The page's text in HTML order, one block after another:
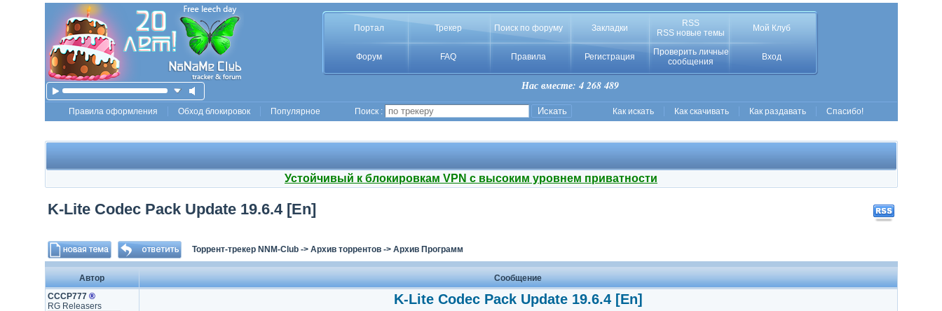
Портал Трекер Поиск по форуму Закладки
RSS
RSS новые темы
Мой Клуб
Форум FAQ Правила Регистрация
Проверить личные
сообщения
Вход
Нас вместе: 4 268 489
Правила оформления Обход блокировок Популярное Поиск : Как искать Как скачивать Как раздавать Спасибо!
Устойчивый к блокировкам VPN с высоким уровнем приватности
K-Lite Codec Pack Update 19.6.4 [En]
Торрент-трекер NNM-Club-> Архив торрентов-> Архив Программ
Автор
Сообщение
СССР777 ®
RG Releasers
K-Lite Codec Pack Update 19.6.4 [En]